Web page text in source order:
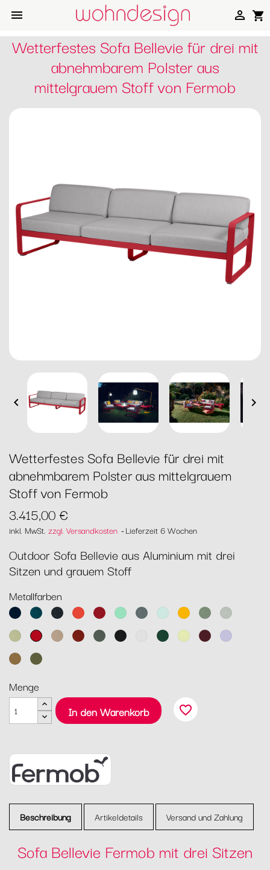
 shopping_cart

Wetterfestes Sofa Bellevie für drei mit
abnehmbarem Polster aus
mittelgrauem Stoff von Fermob
 
Wetterfestes Sofa Bellevie für drei mit
abnehmbarem Polster aus mittelgrauem
Stoff von Fermob
3.415,00 €
inkl. MwSt. zzgl. Versandkosten Lieferzeit 6 Wochen
Outdoor Sofa Bellevie aus Aluminium mit drei
Sitzen und grauem Stoff
Metallfarben
AbyssblauAcapulcoblau
AnthrazitCapucine
Chili OpalgrünGewittergrau
Gletscherminze
HonigKaktusLehmgrau
LindgrünMohnrotMuskatOckerRosmarin
Lakritz Baumwollweiß
Zederngrün
Zitronensorbet
Schwarzkirsche
Marshmallo
Lebkuchen
Pesto
Menge
In den Warenkorb
favorite_border
Beschreibung Artikeldetails Versand und Zahlung
Sofa Bellevie Fermob mit drei Sitzen